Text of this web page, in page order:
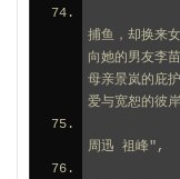
捕鱼，却换来
向她的男友李
母亲景岚的庇
爱与宽恕的彼
周迅 祖峰",